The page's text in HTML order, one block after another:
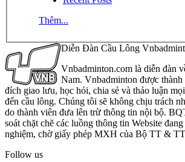
Thêm...
Diễn Đàn Cầu Lông
Vnbadminton.com là diễn đàn
Nam. Vnbadminton được
đích giao lưu, học hỏi, chia sẻ và thảo luận
đến cầu lông. Chúng tôi sẽ không chịu trách
do thành viên đưa lên trừ thông tin nội bộ.
soát chặt chẽ các luồng thông tin Website
nghiệm, chờ giấy phép MXH của Bộ TT &
Follow us